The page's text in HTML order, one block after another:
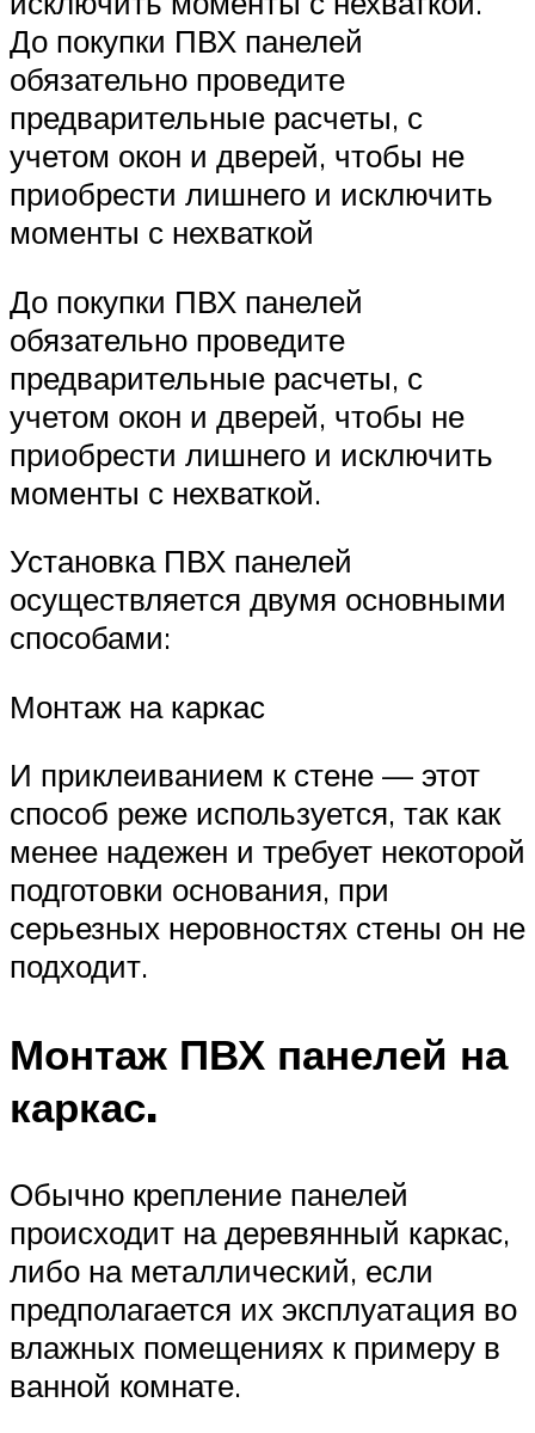
До покупки ПВХ панелей
обязательно проведите
предварительные расчеты, с
учетом окон и дверей, чтобы не
приобрести лишнего и исключить
моменты с нехваткой
До покупки ПВХ панелей
обязательно проведите
предварительные расчеты, с
учетом окон и дверей, чтобы не
приобрести лишнего и исключить
моменты с нехваткой.
Установка ПВХ панелей
осуществляется двумя основными
способами:
Монтаж на каркас
И приклеиванием к стене — этот
способ реже используется, так как
менее надежен и требует некоторой
подготовки основания, при
серьезных неровностях стены он не
подходит.
Монтаж ПВХ панелей на
каркас.
Обычно крепление панелей
происходит на деревянный каркас,
либо на металлический, если
предполагается их эксплуатация во
влажных помещениях к примеру в
ванной комнате.